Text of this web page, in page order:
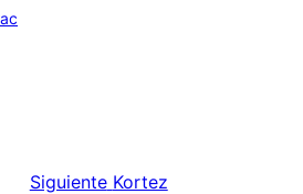
Siguiente Kortez